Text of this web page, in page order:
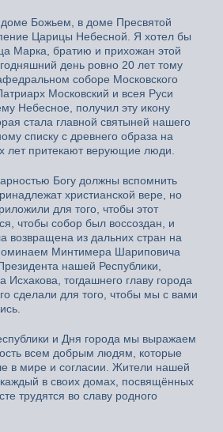
Божьем, в доме Пресвятой
Царицы Небесной. Я хотел бы
Марка, братию и прихожан этой
день ровно 20 лет тому
соборе Московского
Московский и всея Руси
Небесное, получил эту икону
стала главной святыней нашего
списку с древнего образа на
лет притекают верующие люди.
Богу должны вспомнить
христианской вере, но
для того, чтобы этот
чтобы собор был воссоздан, и
возвращена из дальних стран на
Минтимера Шариповича
нашей Республики,
тогдашнего главу города
сделали для того, чтобы мы с вами
и Дня города мы выражаем
всем добрым людям, которые
в мире и согласии. Жители нашей
в своих домах, посвящённых
трудятся во славу родного